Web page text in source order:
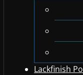
Lackfinish